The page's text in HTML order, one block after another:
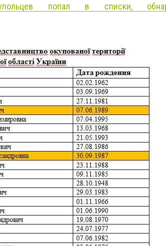
попал в списки,